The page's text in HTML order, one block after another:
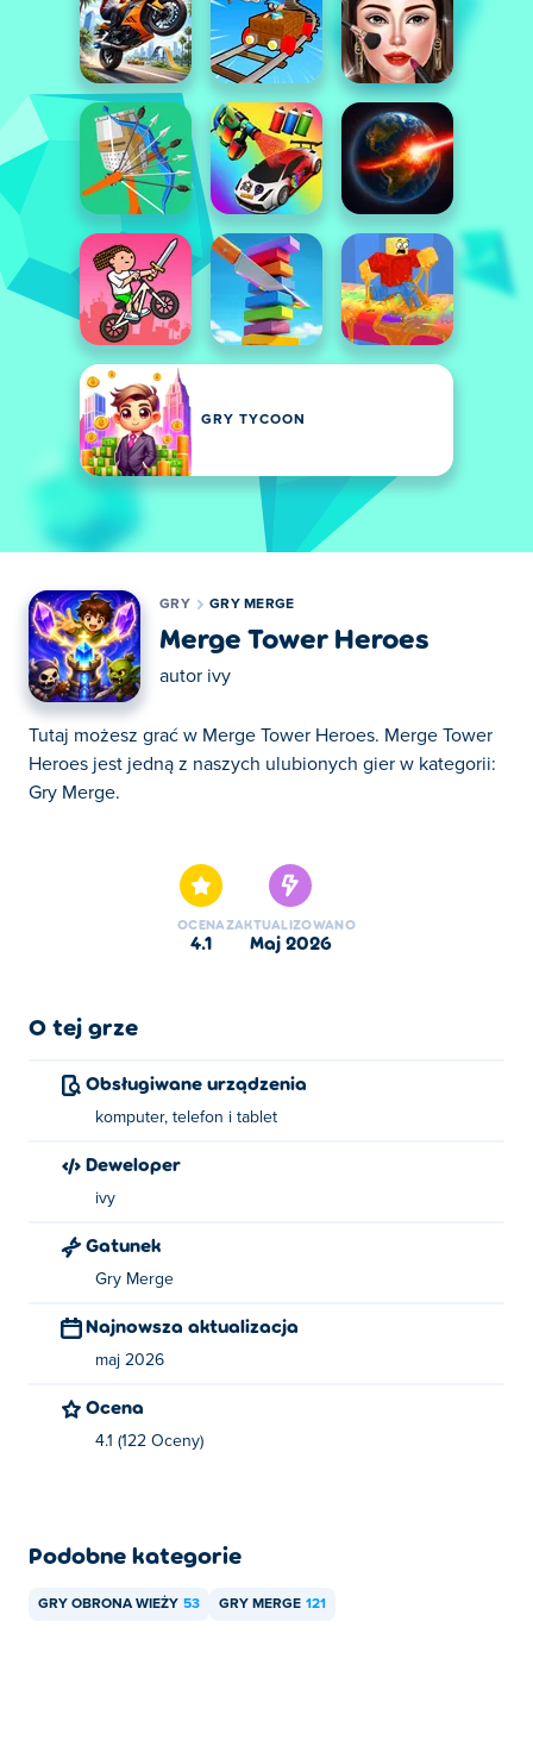
GRY TYCOON
GRY GRY MERGE
Merge Tower Heroes
autor ivy
Tutaj możesz grać w Merge Tower Heroes. Merge Tower
Heroes jest jedną z naszych ulubionych gier w kategorii:
Gry Merge.
OCENA
4.1
ZAKTUALIZOWANO
maj 2026
O tej grze
Obsługiwane urządzenia
komputer, telefon i tablet
Deweloper
ivy
Gatunek
Gry Merge
Najnowsza aktualizacja
maj 2026
Ocena
4.1 (122 Oceny)
Podobne kategorie
GRY OBRONA WIEŻY 53 GRY MERGE 121